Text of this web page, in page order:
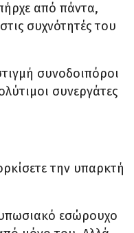
από πάντα,
συχνότητές του
συνοδοιπόροι
συνεργάτες
την υπαρκτή
εσώρουχο